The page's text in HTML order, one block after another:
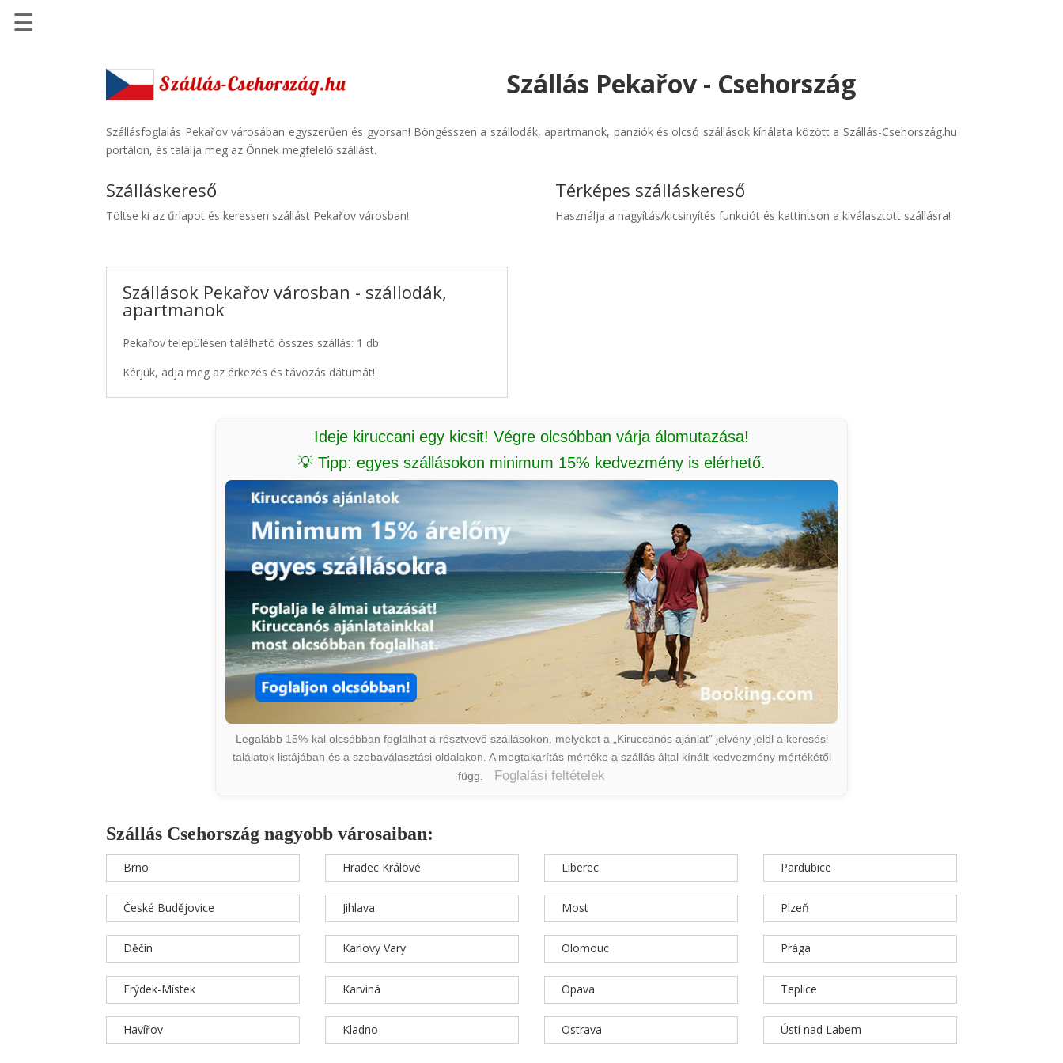
Szállásinfo.eu
Repülőjegy
pénzvisszatérítéssel
Autóbérlés
☰
Szállás Pekařov - Csehország
Szállásfoglalás Pekařov városában egyszerűen és gyorsan! Böngésszen a szállodák, apartmanok, panziók és olcsó szállások kínálata között a Szállás-Csehország.hu
portálon, és találja meg az Önnek megfelelő szállást.
Szálláskereső
Töltse ki az űrlapot és keressen szállást Pekařov városban!
Szállások Pekařov városban - szállodák,
apartmanok
Pekařov településen található összes szállás: 1 db
Kérjük, adja meg az érkezés és távozás dátumát!
Térképes szálláskereső
Használja a nagyítás/kicsinyítés funkciót és kattintson a kiválasztott szállásra!
Ideje kiruccani egy kicsit! Végre olcsóbban várja álomutazása!
💡 Tipp: egyes szállásokon minimum 15% kedvezmény is elérhető.
Legalább 15%-kal olcsóbban foglalhat a résztvevő szállásokon, melyeket a „Kiruccanós ajánlat” jelvény jelöl a keresési
találatok listájában és a szobaválasztási oldalakon. A megtakarítás mértéke a szállás által kínált kedvezmény mértékétől
függ.
Foglalási feltételek
Szállás Csehország nagyobb városaiban:
Brno
České Budějovice
Děčín
Frýdek-Místek
Havířov
Hradec Králové
Jihlava
Karlovy Vary
Karviná
Kladno
Liberec
Most
Olomouc
Opava
Ostrava
Pardubice
Plzeň
Prága
Teplice
Ústí nad Labem